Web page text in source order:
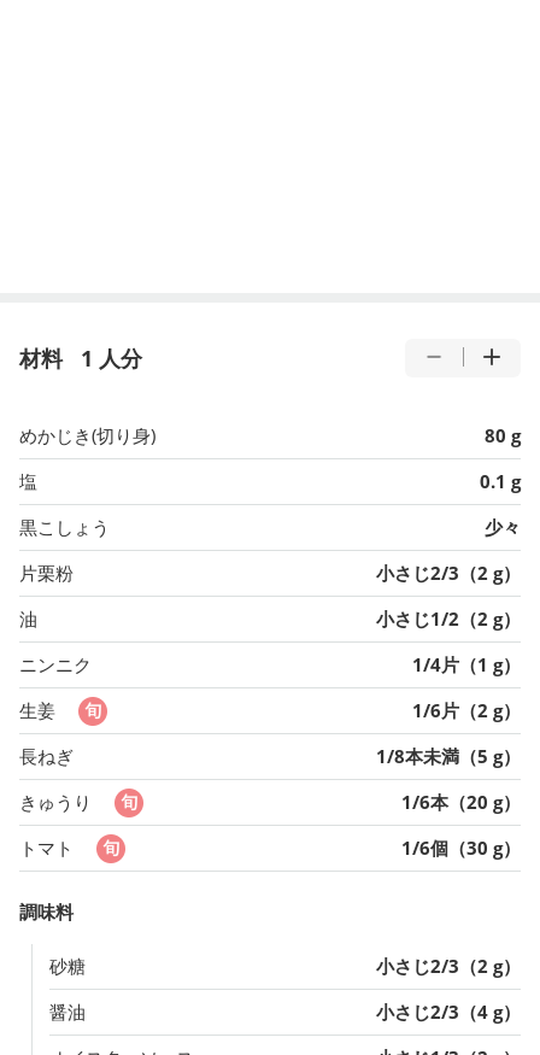
材料 1 人分
めかじき(切り身)
80 g
塩
0.1 g
黒こしょう
少々
片栗粉
小さじ2/3（2 g）
油
小さじ1/2（2 g）
ニンニク
1/4片（1 g）
生姜
1/6片（2 g）
長ねぎ
1/8本未満（5 g）
きゅうり
1/6本（20 g）
トマト
1/6個（30 g）
調味料
砂糖
小さじ2/3（2 g）
醤油
小さじ2/3（4 g）